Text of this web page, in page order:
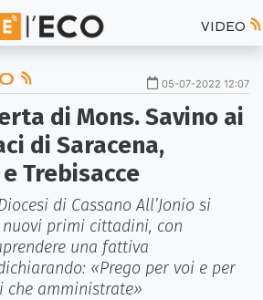
VIDEO
05-07-2022 12:07
di Mons. Savino ai
di Saracena,
Trebisacce
di Cassano All’Jonio si
primi cittadini, con
una fattiva
«Prego per voi e per
che amministrate»